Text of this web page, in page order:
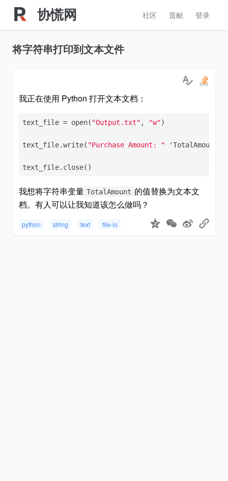
协慌网 登录
贡献
社区
将字符串打印到文本文件
我正在使用 Python 打开文本文档：
text_file = open( "Output.txt" , "w")
text_file.write( "Purchase Amount: " 'TotalAmount')
text_file.close()
我想将字符串变量 TotalAmount 的值替换为文本文
档。有人可以让我知道该怎么做吗？
python string text file-io